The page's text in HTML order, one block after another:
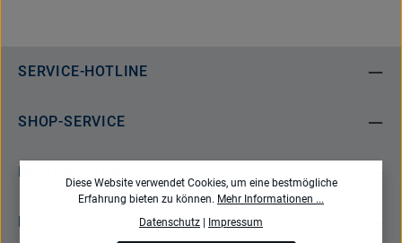
SERVICE-HOTLINE
SHOP-SERVICE
Diese Website verwendet Cookies, um eine bestmögliche
Erfahrung bieten zu können. Mehr Informationen ...
Datenschutz
Impressum